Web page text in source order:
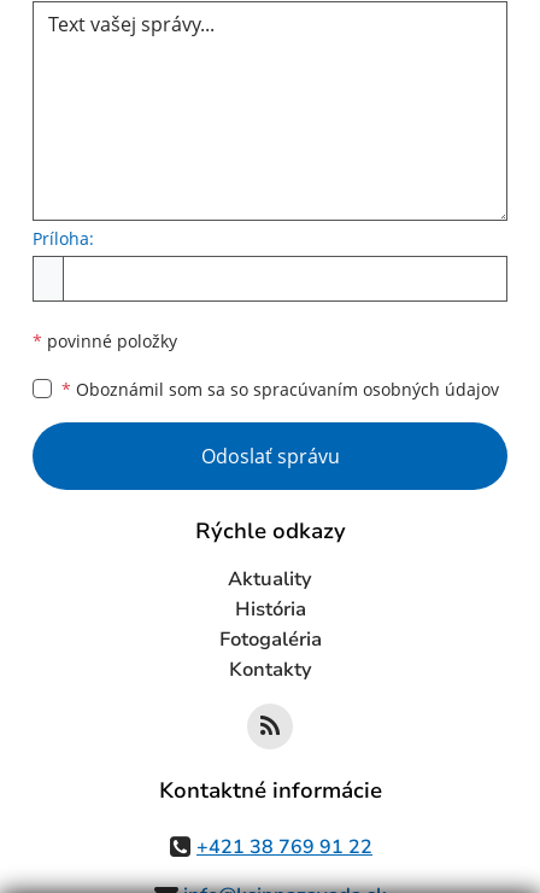
Príloha:
* povinné položky
* Oboznámil som sa so spracúvaním osobných údajov
Google reCaptcha Response
Odoslať správu
Rýchle odkazy
Aktuality
História
Fotogaléria
Kontakty
Kontaktné informácie
+421 38 769 91 22